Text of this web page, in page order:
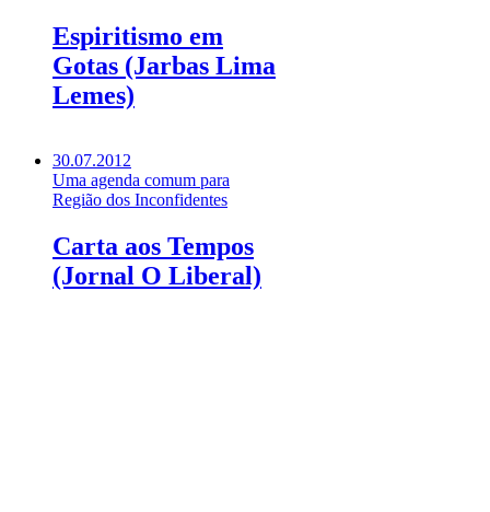
Espiritismo em
Gotas (Jarbas Lima
Lemes)
30.07.2012
Uma agenda comum para
Região dos Inconfidentes
Carta aos Tempos
(Jornal O Liberal)